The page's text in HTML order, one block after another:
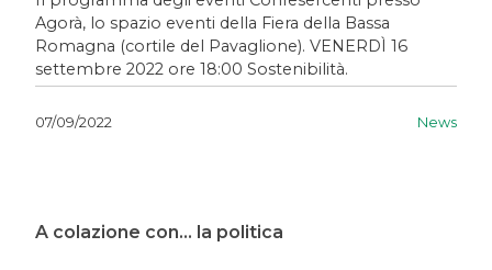
Agorà, lo spazio eventi della Fiera della Bassa
Romagna (cortile del Pavaglione). VENERDÌ 16
settembre 2022 ore 18:00 Sostenibilità.
07/09/2022 News
A colazione con... la politica